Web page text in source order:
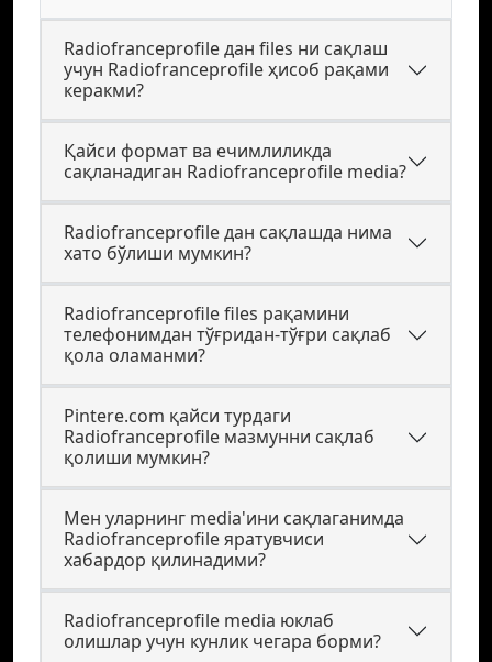
Radiofranceprofile дан files ни сақлаш
учун Radiofranceprofile ҳисоб рақами
керакми?
Қайси формат ва ечимлиликда
сақланадиган Radiofranceprofile media?
Radiofranceprofile дан сақлашда нима
хато бўлиши мумкин?
Radiofranceprofile files рақамини
телефонимдан тўғридан-тўғри сақлаб
қола оламанми?
Pintere.com қайси турдаги
Radiofranceprofile мазмунни сақлаб
қолиши мумкин?
Мен уларнинг media'ини сақлаганимда
Radiofranceprofile яратувчиси
хабардор қилинадими?
Radiofranceprofile media юклаб
олишлар учун кунлик чегара борми?